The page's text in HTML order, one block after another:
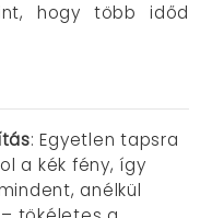
hogy több időd
: Egyetlen tapsra
a kék fény, így
anélkül